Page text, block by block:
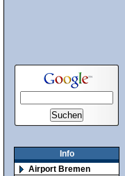
Info
Airport Bremen